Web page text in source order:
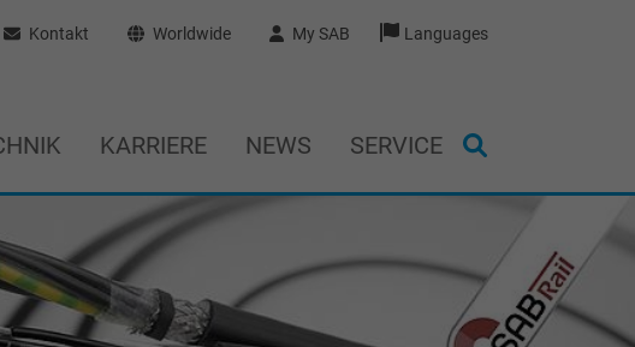
Kontakt Worldwide My SAB Languages
KARRIERE NEWS SERVICE